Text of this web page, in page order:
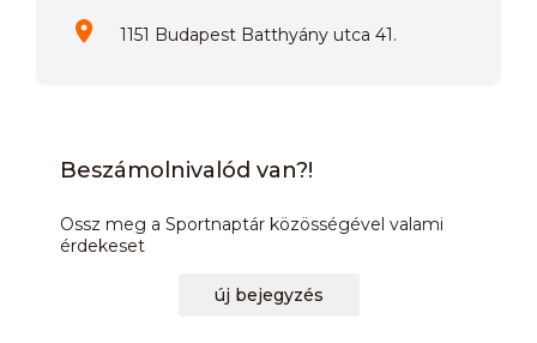
1151 Budapest Batthyány utca 41.
Beszámolnivalód van?!
Ossz meg a Sportnaptár közösségével valami
érdekeset
új bejegyzés